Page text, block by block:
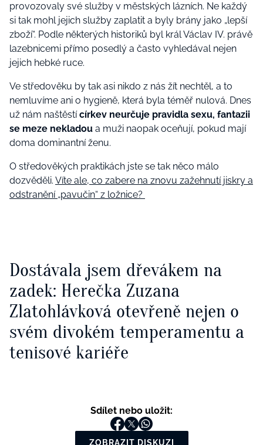
provozovaly své služby v městských lázních. Ne každý
si tak mohl jejich služby zaplatit a byly brány jako „lepší
zboží“. Podle některých historiků byl král Václav IV. právě
lazebnicemi přímo posedlý a často vyhledával nejen
jejich hebké ruce.
Ve středověku by tak asi nikdo z nás žít nechtěl, a to
nemluvíme ani o hygieně, která byla téměř nulová. Dnes
už nám naštěstícírkev neurčuje pravidla sexu, fantazii
se meze nekladou a muži naopak oceňují, pokud mají
doma dominantní ženu.
O středověkých praktikách jste se tak něco málo
dozvěděli. Víte ale, co zabere na znovu zažehnutí jiskry a
odstranění „pavučin“ z ložnice?
Dostávala jsem dřevákem na
zadek: Herečka Zuzana
Zlatohlávková otevřeně nejen o
svém divokém temperamentu a
tenisové kariéře
Sdílet nebo uložit:
ZOBRAZIT DISKUZI